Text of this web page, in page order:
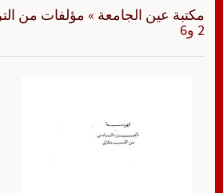
مكتبة عين الجامعة » مؤلفات من
2 و6